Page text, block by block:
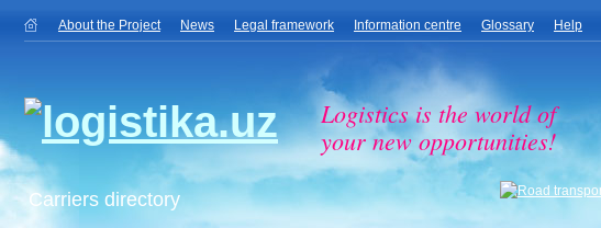
About the Project News Legal framework Information centre Glossary Help
Logistics is the world of
your new opportunities!
Carriers directory